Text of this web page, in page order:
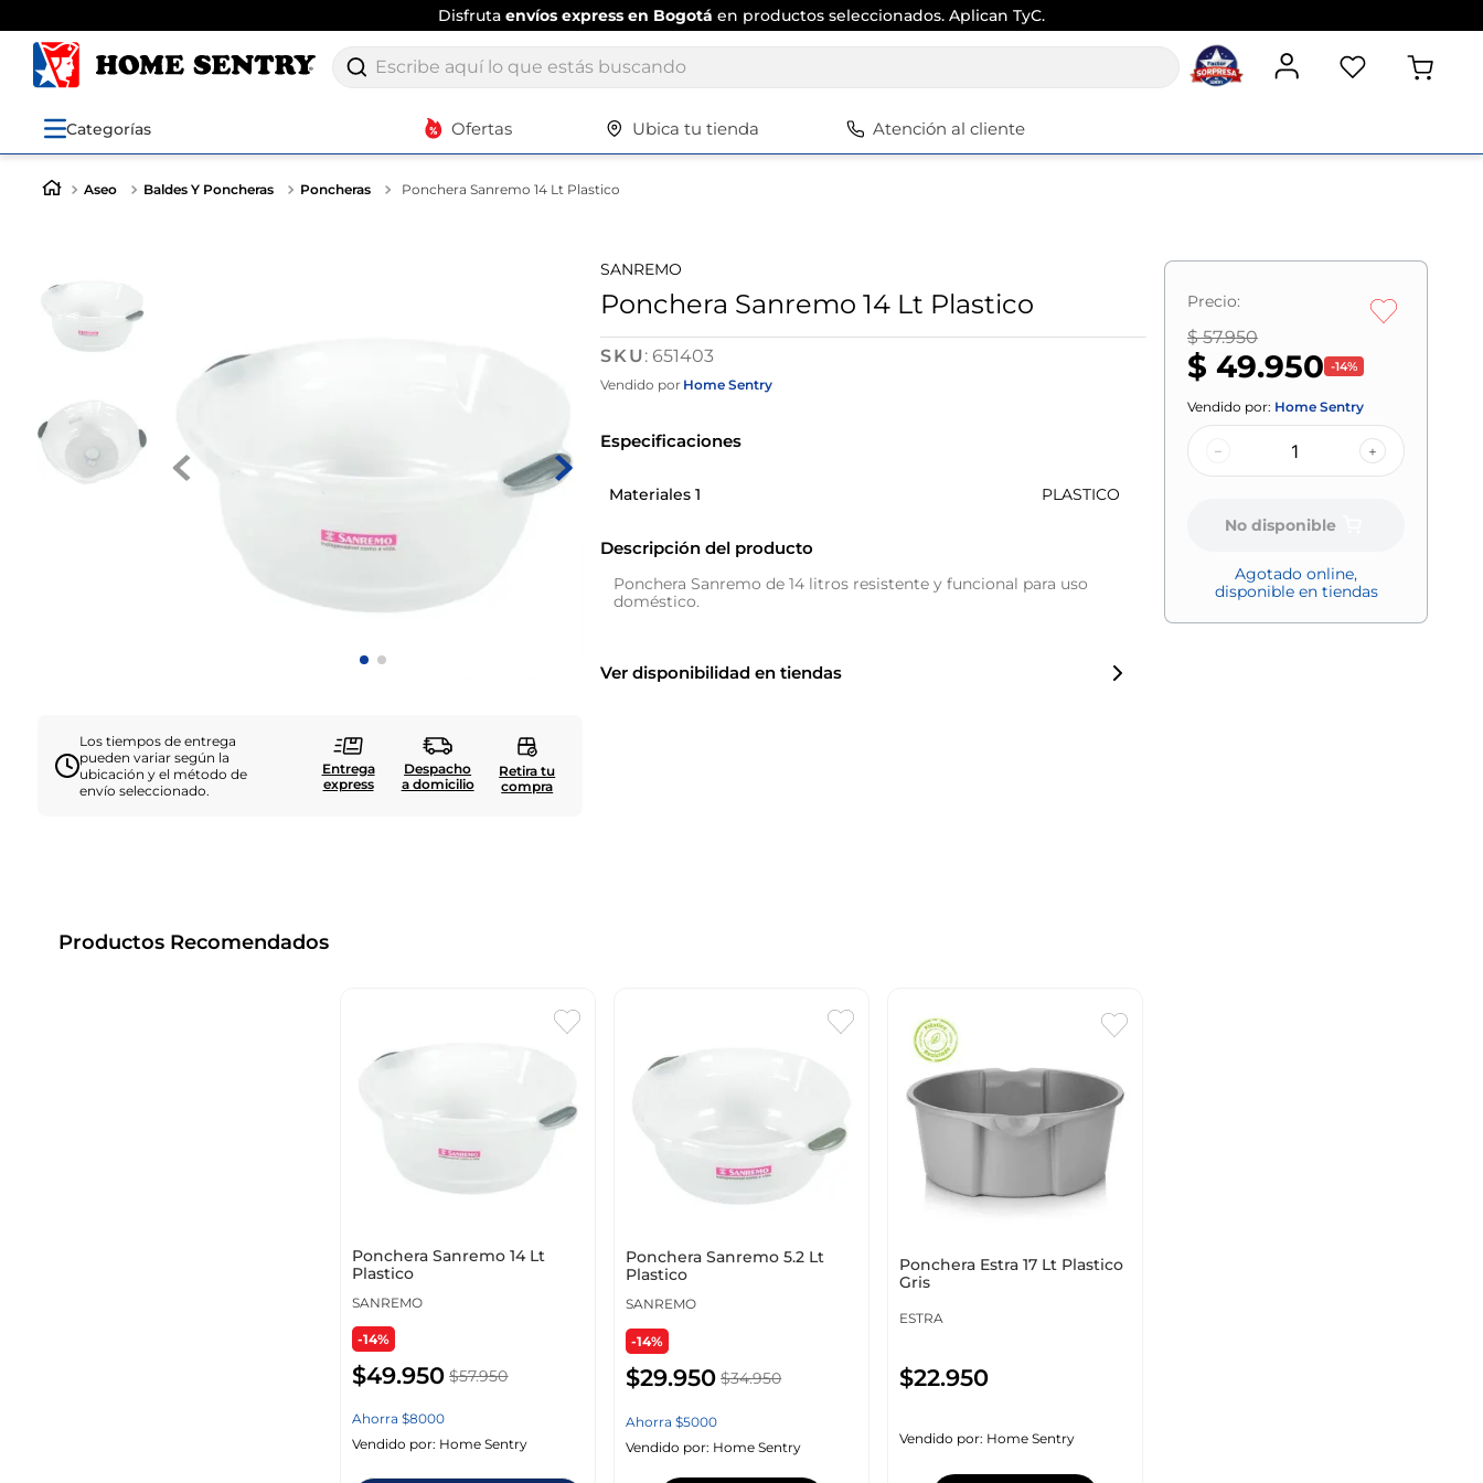
Disfruta envíos express en Bogotá en productos seleccionados. Aplican TyC.
Escribe aquí lo que estás buscando
Categorías Ofertas Ubica tu tienda Atención al cliente
Aseo Baldes Y Poncheras Poncheras Ponchera Sanremo 14 Lt Plastico
Los tiempos de entrega
pueden variar según la
ubicación y el método de
envío seleccionado.
Entrega
express
Despacho
a domicilio
Retira tu
compra
SANREMO
Ponchera Sanremo 14 Lt Plastico
: 651403
Vendido por Home Sentry
Especificaciones
Materiales 1 PLASTICO
Descripción del producto
Ponchera Sanremo de 14 litros resistente y funcional para uso
doméstico.
Ver disponibilidad en tiendas
Precio:
$ 57.950
$ 49.950 -14%
Vendido por: Home Sentry
– +
No disponible
Agotado online,
disponible en tiendas
Productos Recomendados
Ponchera Sanremo 14 Lt
Plastico
SANREMO
-14%
$49.950 $57.950
Ahorra$8000
Vendido por: Home Sentry
Ponchera Sanremo 5.2 Lt
Plastico
SANREMO
-14%
$29.950 $34.950
Ahorra$5000
Vendido por: Home Sentry
Ponchera Estra 17 Lt Plastico
Gris
ESTRA
$22.950
Vendido por: Home Sentry
Términos más buscados
silla
closet
.
zapatero
9.
cafetera